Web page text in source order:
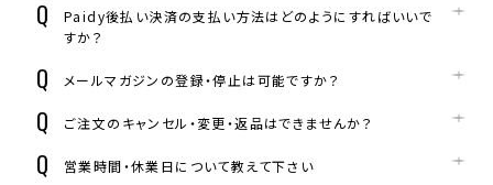
Paidy後払い決済の支払い方法はどのようにすればいいで
すか？
メールマガジンの登録・停止は可能ですか？
ご注文のキャンセル・変更・返品はできませんか？
営業時間・休業日について教えて下さい